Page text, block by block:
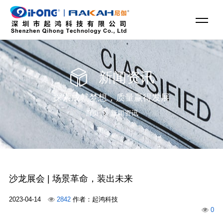
新闻资讯
探索成就梦想，质量赢得发展
首页 新闻资讯
沙龙展会 | 场景革命，装出未来
2023-04-14 2842作者：起鸿科技
0